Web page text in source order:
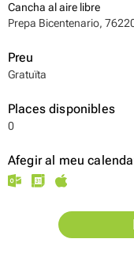
Cancha al aire libre
Prepa Bicentenario,
Preu
Gratuïta
Places disponibles
0
Afegir al meu